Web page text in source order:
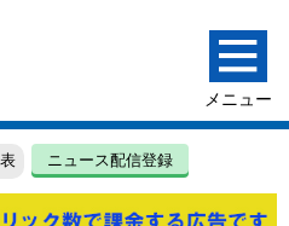
ニュース配信登録